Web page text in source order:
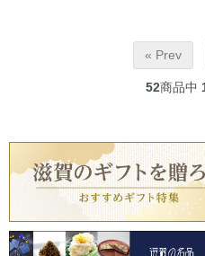
« Prev
52商品中